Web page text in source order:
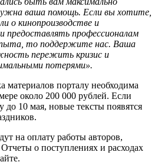
ваша помощь. Если вы хотите,
о кинопроизводстве и
предоставлять профессионалам
то поддержите нас. Ваша
пережить кризис и
потерями».
материалов порталу необходима
около 200 000 рублей. Если
до 10 мая, новые тексты появятся
на оплату работы авторов,
о поступлениях и расходах